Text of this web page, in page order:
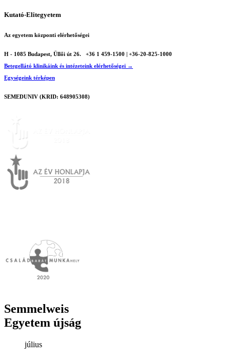
Kutató-Elitegyetem
Az egyetem központi elérhetőségei
H - 1085 Budapest, Üllői út 26.
+36 1 459-1500 | +36-20-825-1000
Betegellátó klinikáink és intézeteink elérhetőségei →
Egységeink térképen
SEMEDUNIV (KRID: 648905308)
Semmelweis
Egyetem újság
július